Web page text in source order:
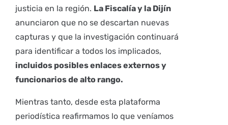
justicia en la región. La Fiscalía y la Dijín
anunciaron que no se descartan nuevas
capturas y que la investigación continuará
para identificar a todos los implicados,
incluidos posibles enlaces externos y
funcionarios de alto rango.
Mientras tanto, desde esta plataforma
periodística reafirmamos lo que veníamos